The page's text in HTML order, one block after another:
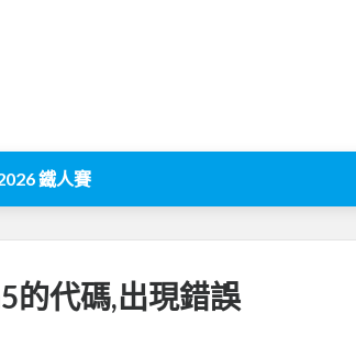
鐵人賽
的代碼,出現錯誤